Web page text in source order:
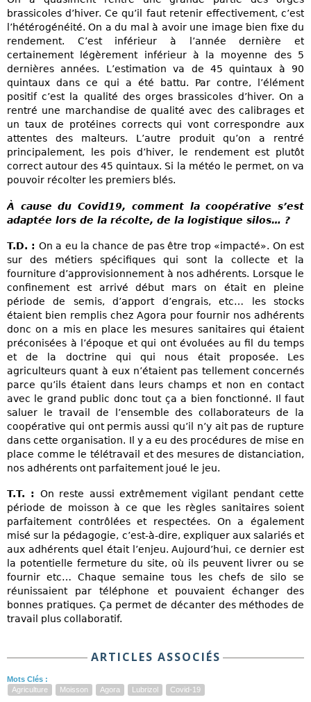
brassicoles d’hiver. Ce qu’il faut retenir effectivement, c’est
l’hétérogénéité. On a du mal à avoir une image bien fixe du
rendement. C’est inférieur à l’année dernière et
certainement légèrement inférieur à la moyenne des 5
dernières années. L’estimation va de 45 quintaux à 90
quintaux dans ce qui a été battu. Par contre, l’élément
positif c’est la qualité des orges brassicoles d’hiver. On a
rentré une marchandise de qualité avec des calibrages et
un taux de protéines corrects qui vont correspondre aux
attentes des malteurs. L’autre produit qu’on a rentré
principalement, les pois d’hiver, le rendement est plutôt
correct autour des 45 quintaux. Si la météo le permet, on va
pouvoir récolter les premiers blés.
À cause du Covid19, comment la coopérative s’est
adaptée lors de la récolte, de la logistique silos… ?
T.D. : On a eu la chance de pas être trop «impacté». On est
sur des métiers spécifiques qui sont la collecte et la
fourniture d’approvisionnement à nos adhérents. Lorsque le
confinement est arrivé début mars on était en pleine
période de semis, d’apport d’engrais, etc… les stocks
étaient bien remplis chez Agora pour fournir nos adhérents
donc on a mis en place les mesures sanitaires qui étaient
préconisées à l’époque et qui ont évoluées au fil du temps
et de la doctrine qui qui nous était proposée. Les
agriculteurs quant à eux n’étaient pas tellement concernés
parce qu’ils étaient dans leurs champs et non en contact
avec le grand public donc tout ça a bien fonctionné. Il faut
saluer le travail de l’ensemble des collaborateurs de la
coopérative qui ont permis aussi qu’il n’y ait pas de rupture
dans cette organisation. Il y a eu des procédures de mise en
place comme le télétravail et des mesures de distanciation,
nos adhérents ont parfaitement joué le jeu.
T.T. :
On reste aussi extrêmement vigilant pendant cette
période de moisson à ce que les règles sanitaires soient
parfaitement contrôlées et respectées. On a également
misé sur la pédagogie, c’est-à-dire, expliquer aux salariés et
aux adhérents quel était l’enjeu. Aujourd’hui, ce dernier est
la potentielle fermeture du site, où ils peuvent livrer ou se
fournir etc… Chaque semaine tous les chefs de silo se
réunissaient par téléphone et pouvaient échanger des
bonnes pratiques. Ça permet de décanter des méthodes de
travail plus collaboratif.
ARTICLES ASSOCIÉS
Mots Clés :
Agriculture
Moisson Agora Lubrizol Covid-19